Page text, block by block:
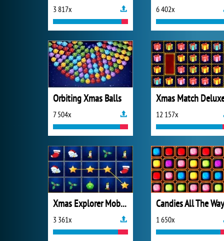
3 817x 6 402x
Orbiting Xmas Balls
7 504x
Xmas Match
12 157x
Xmas Explorer Mobile
3 361x
Candies All The Way
1 650x